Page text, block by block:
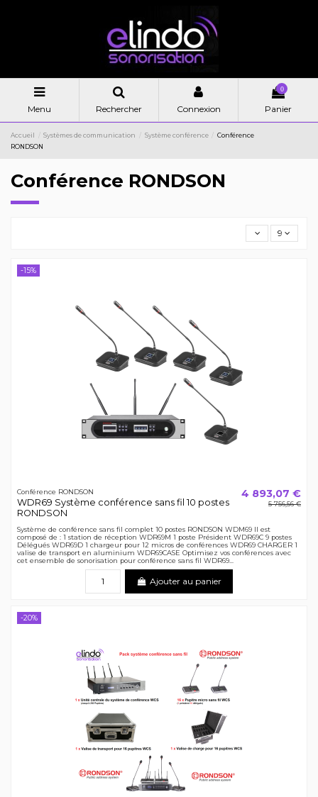
Menu Rechercher Connexion
0
Panier
Accueil Systèmes de communication Système conférence
Conférence
RONDSON
Conférence RONDSON
9
-15%
Conférence RONDSON
WDR69 Système conférence sans fil 10 postes
RONDSON
4 893,07 €
5 756,56 €
Système de conférence sans fil complet 10 postes RONDSON WDM69 Il est
composé de : 1 station de réception WDR69M 1 poste Président WDR69C 9 postes
Délégués WDR69D 1 chargeur pour 12 micros de conférences WDR69 CHARGER 1
valise de transport en aluminium WDR69CASE Optimisez vos conférences avec
cet ensemble de sonorisation pour conférence sans fil WDR69...
Ajouter au panier
-20%